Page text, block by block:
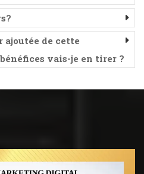
ajoutée de cette
vais-je en tirer ?